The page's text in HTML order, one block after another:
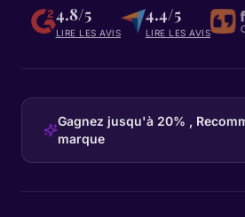
4.8/5
LIRE LES AVIS
4.4/5
LIRE LES AVIS
Gagnez jusqu'à 20% ,
marque